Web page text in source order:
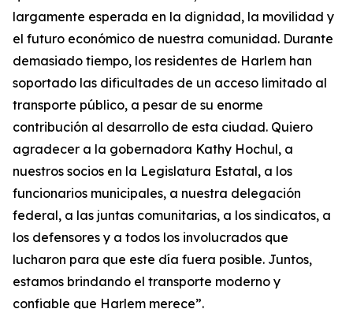
largamente esperada en la dignidad, la movilidad y
el futuro económico de nuestra comunidad. Durante
demasiado tiempo, los residentes de Harlem han
soportado las dificultades de un acceso limitado al
transporte público, a pesar de su enorme
contribución al desarrollo de esta ciudad. Quiero
agradecer a la gobernadora Kathy Hochul, a
nuestros socios en la Legislatura Estatal, a los
funcionarios municipales, a nuestra delegación
federal, a las juntas comunitarias, a los sindicatos, a
los defensores y a todos los involucrados que
lucharon para que este día fuera posible. Juntos,
estamos brindando el transporte moderno y
confiable que Harlem merece”.